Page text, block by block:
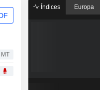
MT
Índices Europa